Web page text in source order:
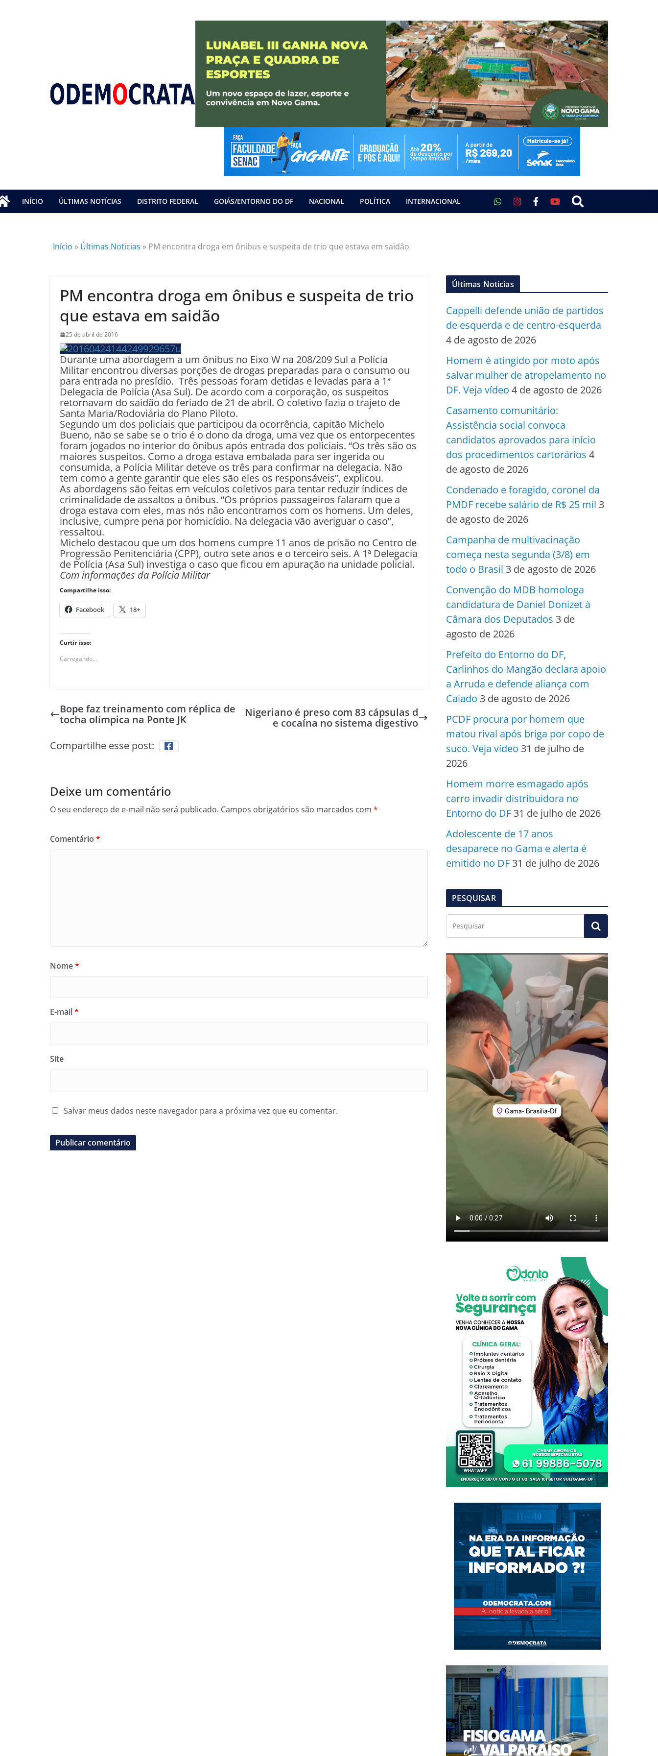
INÍCIO ÚLTIMAS NOTÍCIAS DISTRITO FEDERAL GOIÁS/ENTORNO DO DF NACIONAL POLÍTICA INTERNACIONAL
Início » Últimas Noticias » PM encontra droga em ônibus e suspeita de trio que estava em saidão
PM encontra droga em ônibus e suspeita de trio
que estava em saidão
25 de abril de 2016
Durante uma abordagem a um ônibus no Eixo W na 208/209 Sul a Polícia
Militar encontrou diversas porções de drogas preparadas para o consumo ou
para entrada no presídio. Três pessoas foram detidas e levadas para a 1ª
Delegacia de Polícia (Asa Sul). De acordo com a corporação, os suspeitos
retornavam do saidão do feriado de 21 de abril. O coletivo fazia o trajeto de
Santa Maria/Rodoviária do Plano Piloto.
Segundo um dos policiais que participou da ocorrência, capitão Michelo
Bueno, não se sabe se o trio é o dono da droga, uma vez que os entorpecentes
foram jogados no interior do ônibus após entrada dos policiais. “Os três são os
maiores suspeitos. Como a droga estava embalada para ser ingerida ou
consumida, a Polícia Militar deteve os três para confirmar na delegacia. Não
tem como a gente garantir que eles são eles os responsáveis”, explicou.
As abordagens são feitas em veículos coletivos para tentar reduzir índices de
criminalidade de assaltos a ônibus. “Os próprios passageiros falaram que a
droga estava com eles, mas nós não encontramos com os homens. Um deles,
inclusive, cumpre pena por homicídio. Na delegacia vão averiguar o caso”,
ressaltou.
Michelo destacou que um dos homens cumpre 11 anos de prisão no Centro de
Progressão Penitenciária (CPP), outro sete anos e o terceiro seis. A 1ª Delegacia
de Polícia (Asa Sul) investiga o caso que ficou em apuração na unidade policial.
Com informações da Polícia Militar
Compartilhe isso:
Facebook 18+
Curtir isso:
Carregando...
Bope faz treinamento com réplica de
tocha olímpica na Ponte JK
Nigeriano é preso com 83 cápsulas d
e cocaína no sistema digestivo
Compartilhe esse post:
Deixe um comentário
O seu endereço de e-mail não será publicado. Campos obrigatórios são marcados com *
Comentário *
Nome*
E-mail*
Site
Salvar meus dados neste navegador para a próxima vez que eu comentar.
Últimas Notícias
Cappelli defende união de partidos
de esquerda e de centro-esquerda
4 de agosto de 2026
Homem é atingido por moto após
salvar mulher de atropelamento no
DF. Veja vídeo 4 de agosto de 2026
Casamento comunitário:
Assistência social convoca
candidatos aprovados para início
dos procedimentos cartorários 4
de agosto de 2026
Condenado e foragido, coronel da
PMDF recebe salário de R$ 25 mil 3
de agosto de 2026
Campanha de multivacinação
começa nesta segunda (3/8) em
todo o Brasil 3 de agosto de 2026
Convenção do MDB homologa
candidatura de Daniel Donizet à
Câmara dos Deputados 3 de
agosto de 2026
Prefeito do Entorno do DF,
Carlinhos do Mangão declara apoio
a Arruda e defende aliança com
Caiado 3 de agosto de 2026
PCDF procura por homem que
matou rival após briga por copo de
suco. Veja vídeo 31 de julho de
2026
Homem morre esmagado após
carro invadir distribuidora no
Entorno do DF 31 de julho de 2026
Adolescente de 17 anos
desaparece no Gama e alerta é
emitido no DF 31 de julho de 2026
PESQUISAR